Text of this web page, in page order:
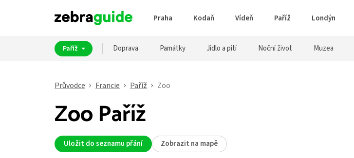
Praha Kodaň Vídeň Paříž Londýn
Paříž Doprava Památky Jídlo a pití Noční život Muzea
Průvodce Francie Paříž Zoo
Zoo Paříž
Uložit do seznamu přání Zobrazit na mapě